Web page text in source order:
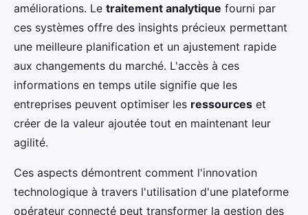
améliorations. Le traitement analytique fourni par
ces systèmes offre des insights précieux permettant
une meilleure planification et un ajustement rapide
aux changements du marché. L'accès à ces
informations en temps utile signifie que les
entreprises peuvent optimiser les ressources et
créer de la valeur ajoutée tout en maintenant leur
agilité.
Ces aspects démontrent comment l'innovation
technologique à travers l'utilisation d'une plateforme
opérateur connecté peut transformer la gestion des